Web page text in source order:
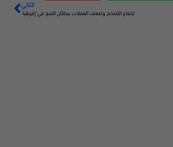
التالي
ارتفاع التضخم وضعف العملات يبطئان النمو في إفريقيا